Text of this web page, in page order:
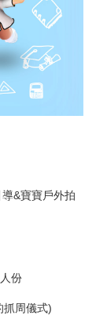
&寶寶戶外拍
份
抓周儀式)